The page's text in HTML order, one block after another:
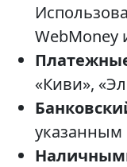
WebMoney
«Киви»,
указанным